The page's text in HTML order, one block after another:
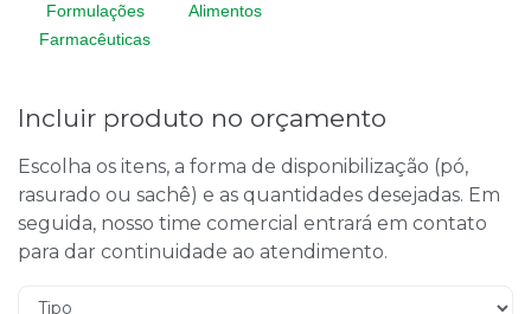
Formulações
Farmacêuticas
Alimentos
Incluir produto no orçamento
Escolha os itens, a forma de disponibilização (pó,
rasurado ou sachê) e as quantidades desejadas. Em
seguida, nosso time comercial entrará em contato
para dar continuidade ao atendimento.